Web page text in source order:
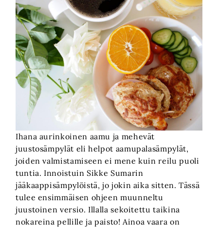
Ihana aurinkoinen aamu ja mehevät
juustosämpylät eli helpot aamupalasämpylät,
joiden valmistamiseen ei mene kuin reilu puoli
tuntia. Innoistuin Sikke Sumarin
jääkaappisämpylöistä, jo jokin aika sitten. Tässä
tulee ensimmäisen ohjeen muunneltu
juustoinen versio. Illalla sekoitettu taikina
nokareina pellille ja paisto! Ainoa vaara on